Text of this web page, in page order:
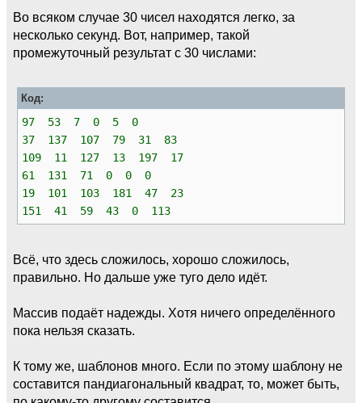
Во всяком случае 30 чисел находятся легко, за
несколько секунд. Вот, например, такой
промежуточный результат с 30 числами:
Код:
97 53 7 0 5 0
37 137 107 79 31 83
109 11 127 13 197 17
61 131 71 0 0 0
19 101 103 181 47 23
151 41 59 43 0 113
Всё, что здесь сложилось, хорошо сложилось,
правильно. Но дальше уже туго дело идёт.
Массив подаёт надежды. Хотя ничего определённого
пока нельзя сказать.
К тому же, шаблонов много. Если по этому шаблону не
составится пандиагональный квадрат, то, может быть,